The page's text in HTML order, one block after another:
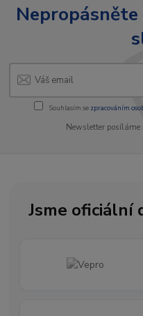
Souhlasím se zpracováním
Newsletter
Jsme oficiální